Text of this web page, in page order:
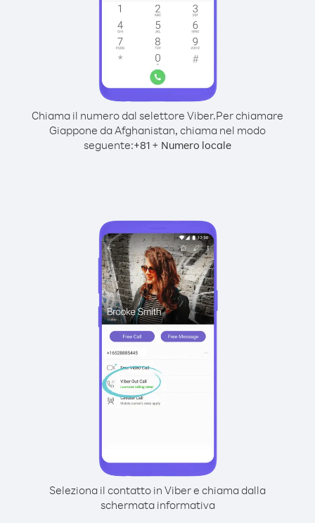
Chiama il numero dal selettore Viber.Per chiamare
Giappone da Afghanistan, chiama nel modo
seguente:+81 + Numero locale
Seleziona il contatto in Viber e chiama dalla
schermata informativa